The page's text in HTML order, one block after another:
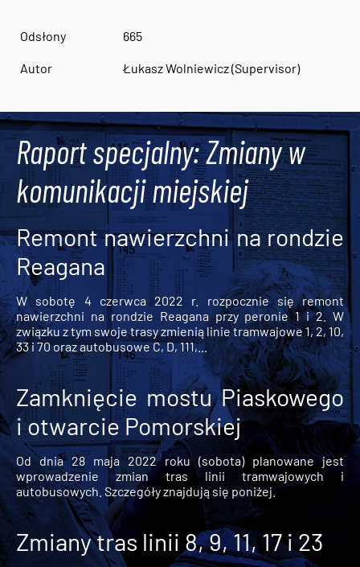
Odsłony 665
Autor Łukasz Wolniewicz (Supervisor)
Raport specjalny: Zmiany w
komunikacji miejskiej
Remont nawierzchni na rondzie
Reagana
W sobotę 4 czerwca 2022 r. rozpocznie się remont
nawierzchni na rondzie Reagana przy peronie 1 i 2. W
związku z tym swoje trasy zmienią linie tramwajowe 1, 2, 10,
33 i 70 oraz autobusowe C, D, 111,...
Zamknięcie mostu Piaskowego
i otwarcie Pomorskiej
Od dnia 28 maja 2022 roku (sobota) planowane jest
wprowadzenie zmian tras linii tramwajowych i
autobusowych. Szczegóły znajdują się poniżej.
Zmiany tras linii 8, 9, 11, 17 i 23